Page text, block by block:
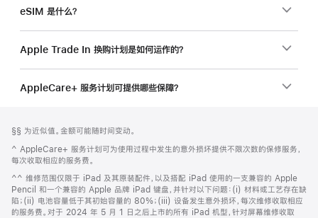
eSIM 是什么？
Apple Trade In 换购计划是如何运作的？
AppleCare+ 服务计划可提供哪些保障？
页
页
脚
注
脚
§§ 为近似值。金额可能随时间变动。
脚
注
^ AppleCare+ 服务计划可为使用过程中发生的意外损坏提供不限次数的保修服务，
每次收取相应的服务费。
脚
注
^^ 维修范围仅限于 iPad 及其原装配件，以及搭配 iPad 使用的一支兼容的 Apple
Pencil 和一个兼容的 Apple 品牌 iPad 键盘，并针对以下问题：(i) 材料或工艺存在缺
陷；(ii) 电池容量低于其初始容量的 80%；(iii) 设备发生意外损坏，每次维修收取相应
的服务费。对于 2024 年 5 月 1 日之后上市的所有 iPad 机型，针对屏幕维修收取